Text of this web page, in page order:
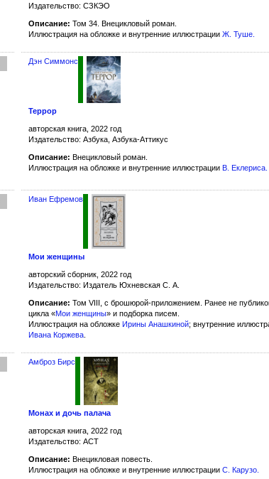
Издательство: СЗКЭО
Описание: Том 34. Внецикловый роман.
Иллюстрация на обложке и внутренние иллюстрацииЖ. Туше
Дэн Симмонс
Террор
авторская книга, 2022 год
Издательство: Азбука, Азбука-Аттикус
Описание: Внецикловый роман.
Иллюстрация на обложке и внутренние иллюстрации В. Еклериса
Иван Ефремов
Мои женщины
авторский сборник, 2022 год
Издательство: Издатель Юхневская С. А.
Описание: Том VIII, с брошюрой-приложением. Ранее не
цикла «Мои женщины» и подборка писем.
Иллюстрация на обложке Ирины Анашкиной; внутренние
Ивана Коржева
Амброз Бирс
Монах и дочь палача
авторская книга, 2022 год
Издательство: АСТ
Описание: Внецикловая повесть.
Иллюстрация на обложке и внутренние иллюстрацииС. Карузо